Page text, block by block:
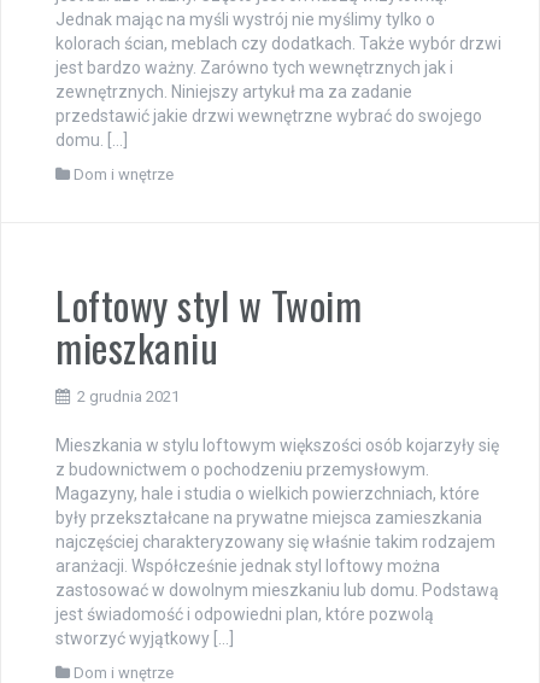
Jednak mając na myśli wystrój nie myślimy tylko o
kolorach ścian, meblach czy dodatkach. Także wybór drzwi
jest bardzo ważny. Zarówno tych wewnętrznych jak i
zewnętrznych. Niniejszy artykuł ma za zadanie
przedstawić jakie drzwi wewnętrzne wybrać do swojego
domu. […]
Dom i wnętrze
Loftowy styl w Twoim
mieszkaniu
2 grudnia 2021
Mieszkania w stylu loftowym większości osób kojarzyły się
z budownictwem o pochodzeniu przemysłowym.
Magazyny, hale i studia o wielkich powierzchniach, które
były przekształcane na prywatne miejsca zamieszkania
najczęściej charakteryzowany się właśnie takim rodzajem
aranżacji. Współcześnie jednak styl loftowy można
zastosować w dowolnym mieszkaniu lub domu. Podstawą
jest świadomość i odpowiedni plan, które pozwolą
stworzyć wyjątkowy […]
Dom i wnętrze